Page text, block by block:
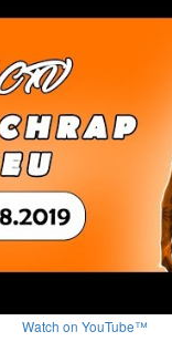
Watch on YouTube™